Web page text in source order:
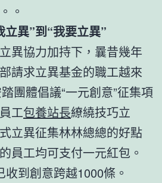
。
立異”到“我要立異”
異協力加持下，曩昔幾年
請求立異基金的職工越來
團體倡議“一元創意”征集項
工包養站長繚繞技巧立
立異征集林林總總的好點
員工均可支付一元紅包。
到創意跨越1000條。